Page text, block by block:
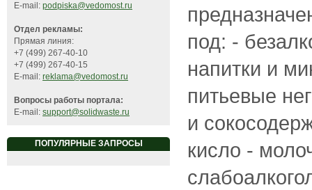
E-mail: podpiska@vedomost.ru
Отдел рекламы:
Прямая линия:
+7 (499) 267-40-10
+7 (499) 267-40-15
E-mail: reklama@vedomost.ru
Вопросы работы портала:
E-mail: support@solidwaste.ru
ПОПУЛЯРНЫЕ ЗАПРОСЫ
под: -
напитки и
питьевые
и
кисло -